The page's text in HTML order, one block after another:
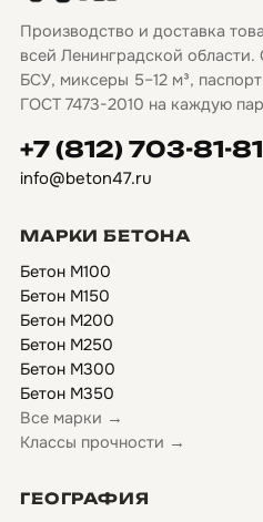
Производство и доставка
всей Ленинградской области.
БСУ, миксеры 5–12 м³,
ГОСТ 7473-2010 на каждую
+7 (812) 703-81-81
info@beton47.ru
МАРКИ БЕТОНА
Бетон М100
Бетон М150
Бетон М200
Бетон М250
Бетон М300
Бетон М350
Все марки →
Классы прочности →
ГЕОГРАФИЯ